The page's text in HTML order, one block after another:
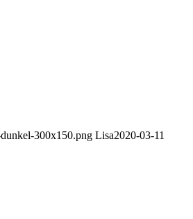
300x150.png Lisa2020-03-11